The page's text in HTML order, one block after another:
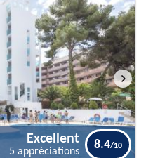
Excellent
5 appréciations
8.4